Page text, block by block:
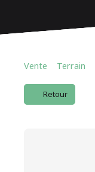
Vente Terrain
Retour